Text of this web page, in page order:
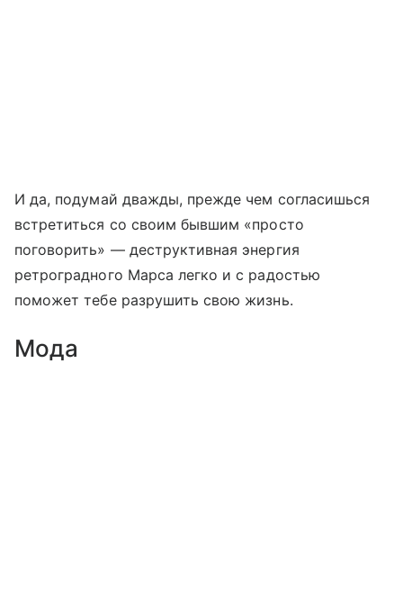
И да, подумай дважды, прежде чем согласишься
встретиться со своим бывшим «просто
поговорить» — деструктивная энергия
ретроградного Марса легко и с радостью
поможет тебе разрушить свою жизнь.
Мода